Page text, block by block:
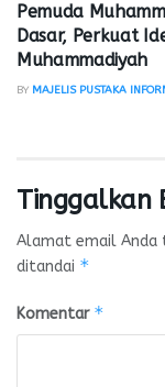
Pemuda
Dasar, Perkuat
Muhammadiyah
BY MAJELIS PUSTAKA
Tinggalkan
Alamat email Anda
ditandai *
Komentar *